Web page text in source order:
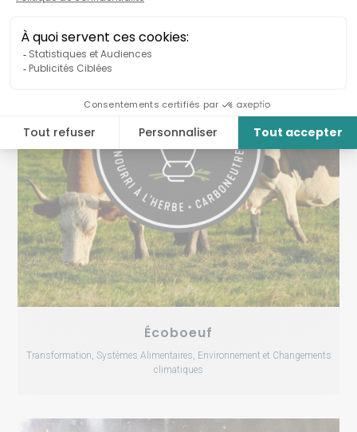
Écoboeuf
Transformation, Systèmes Alimentaires, Environnement et Changements
climatiques